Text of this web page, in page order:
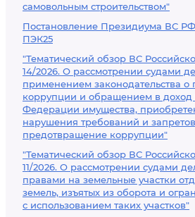
самовольным строительством"
Постановление Президиума ВС РФ
ПЭК25
"Тематический обзор ВС
14/2026. О рассмотрении судами
применением законодательства о
коррупции и обращением в доход
Федерации имущества,
нарушения требований и
предотвращение коррупции"
"Тематический обзор ВС
11/2026. О рассмотрении судами
правами на земельные участки
земель, изъятых из оборота и
с использованием таких участков"